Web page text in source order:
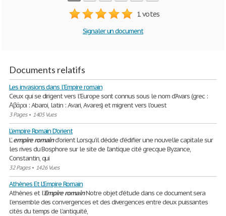
1 votes
Signaler un document
Documents relatifs
Les invasions dans l'Empire romain
Ceux qui se dirigent vers l'Europe sont connus sous le nom d'Avars (grec :
Αβάροι : Abaroi, latin : Avari, Avares) et migrent vers l'ouest
3 Pages• 1405 Vues
L'empire Romain D'orient
L’empire romaind’orient Lorsqu’il décide d’édifier une nouvelle capitale sur
les rives du Bosphore sur le site de l’antique cité grecque Byzance,
Constantin, qui
32 Pages• 1426 Vues
Athènes Et L'Empire Romain
Athènes et l’Empire romainNotre objet d’étude dans ce document sera
l’ensemble des convergences et des divergences entre deux puissantes
cités du temps de l’antiquité,